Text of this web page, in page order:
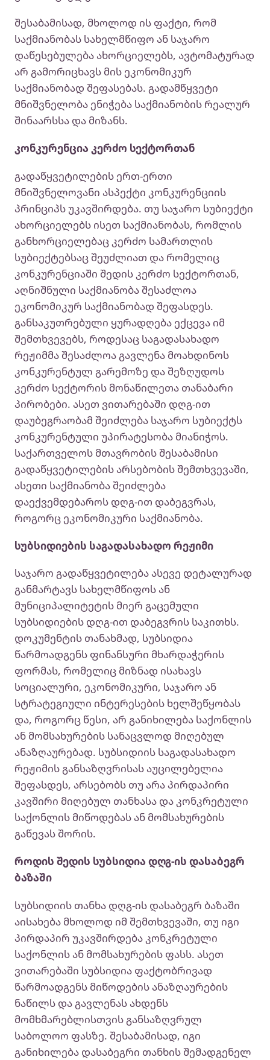
შესაბამისად, მხოლოდ ის ფაქტი, რომ
საქმიანობას სახელმწიფო ან საჯარო
დაწესებულება ახორციელებს, ავტომატურად
არ გამორიცხავს მის ეკონომიკურ
საქმიანობად შეფასებას. გადამწყვეტი
მნიშვნელობა ენიჭება საქმიანობის რეალურ
შინაარსსა და მიზანს.
კონკურენცია კერძო სექტორთან
გადაწყვეტილების ერთ-ერთი
მნიშვნელოვანი ასპექტი კონკურენციის
პრინციპს უკავშირდება. თუ საჯარო სუბიექტი
ახორციელებს ისეთ საქმიანობას, რომლის
განხორციელებაც კერძო სამართლის
სუბიექტებსაც შეუძლიათ და რომელიც
კონკურენციაში შედის კერძო სექტორთან,
აღნიშნული საქმიანობა შესაძლოა
ეკონომიკურ საქმიანობად შეფასდეს.
განსაკუთრებული ყურადღება ექცევა იმ
შემთხვევებს, როდესაც საგადასახადო
რეჟიმმა შესაძლოა გავლენა მოახდინოს
კონკურენტულ გარემოზე და შეზღუდოს
კერძო სექტორის მონაწილეთა თანაბარი
პირობები. ასეთ ვითარებაში დღგ-ით
დაუბეგრაობამ შეიძლება საჯარო სუბიექტს
კონკურენტული უპირატესობა მიანიჭოს.
საქართველოს მთავრობის შესაბამისი
გადაწყვეტილების არსებობის შემთხვევაში,
ასეთი საქმიანობა შეიძლება
დაექვემდებაროს დღგ-ით დაბეგვრას,
როგორც ეკონომიკური საქმიანობა.
სუბსიდიების საგადასახადო რეჟიმი
საჯარო გადაწყვეტილება ასევე დეტალურად
განმარტავს სახელმწიფოს ან
მუნიციპალიტეტის მიერ გაცემული
სუბსიდიების დღგ-ით დაბეგვრის საკითხს.
დოკუმენტის თანახმად, სუბსიდია
წარმოადგენს ფინანსური მხარდაჭერის
ფორმას, რომელიც მიზნად ისახავს
სოციალური, ეკონომიკური, საჯარო ან
სტრატეგიული ინტერესების ხელშეწყობას
და, როგორც წესი, არ განიხილება საქონლის
ან მომსახურების სანაცვლოდ მიღებულ
ანაზღაურებად. სუბსიდიის საგადასახადო
რეჟიმის განსაზღვრისას აუცილებელია
შეფასდეს, არსებობს თუ არა პირდაპირი
კავშირი მიღებულ თანხასა და კონკრეტული
საქონლის მიწოდებას ან მომსახურების
გაწევას შორის.
როდის შედის სუბსიდია დღგ-ის დასაბეგრ
ბაზაში
სუბსიდიის თანხა დღგ-ის დასაბეგრ ბაზაში
აისახება მხოლოდ იმ შემთხვევაში, თუ იგი
პირდაპირ უკავშირდება კონკრეტული
საქონლის ან მომსახურების ფასს. ასეთ
ვითარებაში სუბსიდია ფაქტობრივად
წარმოადგენს მიწოდების ანაზღაურების
ნაწილს და გავლენას ახდენს
მომხმარებლისთვის განსაზღვრულ
საბოლოო ფასზე. შესაბამისად, იგი
განიხილება დასაბეგრი თანხის შემადგენელ